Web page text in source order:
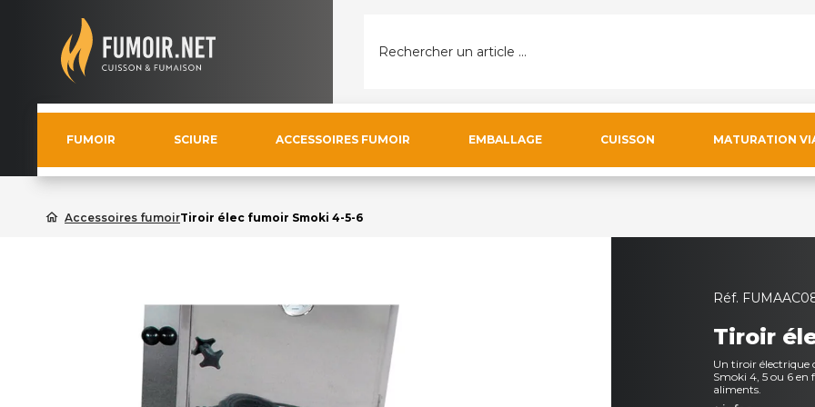
Rechercher un article ...
FUMOIR SCIURE ACCESSOIRES FUMOIR EMBALLAGE CUISSON MATURATION
home Accessoires fumoirTiroir élec fumoir Smoki 4-5-6
Réf.
Tiroir
Un tiroir
Smoki 4, 5 ou 6
aliments.